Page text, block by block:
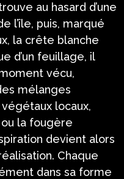
au hasard d’une
l’île, puis, marqué
la crête blanche
d’un feuillage, il
vécu,
mélanges
locaux,
la fougère
devient alors
Chaque
dans sa forme